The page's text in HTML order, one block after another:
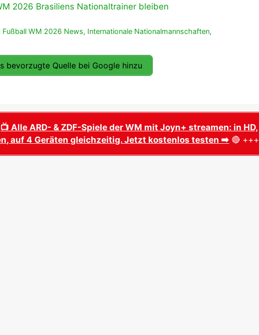
2026 Brasiliens Nationaltrainer bleiben
Fußball WM 2026 News, Internationale Nationalmannschaften,
bevorzugte Quelle bei Google hinzu
📺 Alle ARD- & ZDF-Spiele der WM mit Joyn+ streamen: in HD,
auf 4 Geräten gleichzeitig. Jetzt kostenlos testen ➡️ 🔴 +++